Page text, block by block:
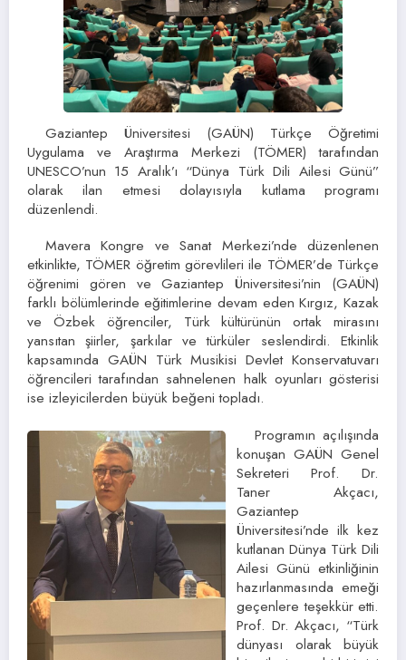
Gaziantep Üniversitesi (GAÜN) Türkçe Öğretimi
Uygulama ve Araştırma Merkezi (TÖMER) tarafından
UNESCO’nun 15 Aralık’ı “Dünya Türk Dili Ailesi Günü”
olarak ilan etmesi dolayısıyla kutlama programı
düzenlendi.
Mavera Kongre ve Sanat Merkezi’nde düzenlenen
etkinlikte, TÖMER öğretim görevlileri ile TÖMER’de Türkçe
öğrenimi gören ve Gaziantep Üniversitesi’nin (GAÜN)
farklı bölümlerinde eğitimlerine devam eden Kırgız, Kazak
ve Özbek öğrenciler, Türk kültürünün ortak mirasını
yansıtan şiirler, şarkılar ve türküler seslendirdi. Etkinlik
kapsamında GAÜN Türk Musikisi Devlet Konservatuvarı
öğrencileri tarafından sahnelenen halk oyunları gösterisi
ise izleyicilerden büyük beğeni topladı.
Programın açılışında
konuşan GAÜN Genel
Sekreteri Prof. Dr.
Taner Akçacı,
Gaziantep
Üniversitesi’nde ilk kez
kutlanan Dünya Türk Dili
Ailesi Günü etkinliğinin
hazırlanmasında emeği
geçenlere teşekkür etti.
Prof. Dr. Akçacı, “Türk
dünyası olarak büyük